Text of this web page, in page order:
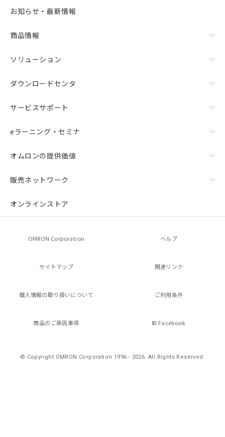
お知らせ・最新情報
商品情報
ソリューション
ダウンロードセンタ
サービスサポート
eラーニング・セミナ
オムロンの提供価値
販売ネットワーク
オンラインストア
OMRON Corporation ヘルプ
サイトマップ 関連リンク
個人情報の取り扱いについて ご利用条件
商品のご承諾事項 Facebook
© Copyright OMRON Corporation 1996 - 2026.All Rights Reserved.